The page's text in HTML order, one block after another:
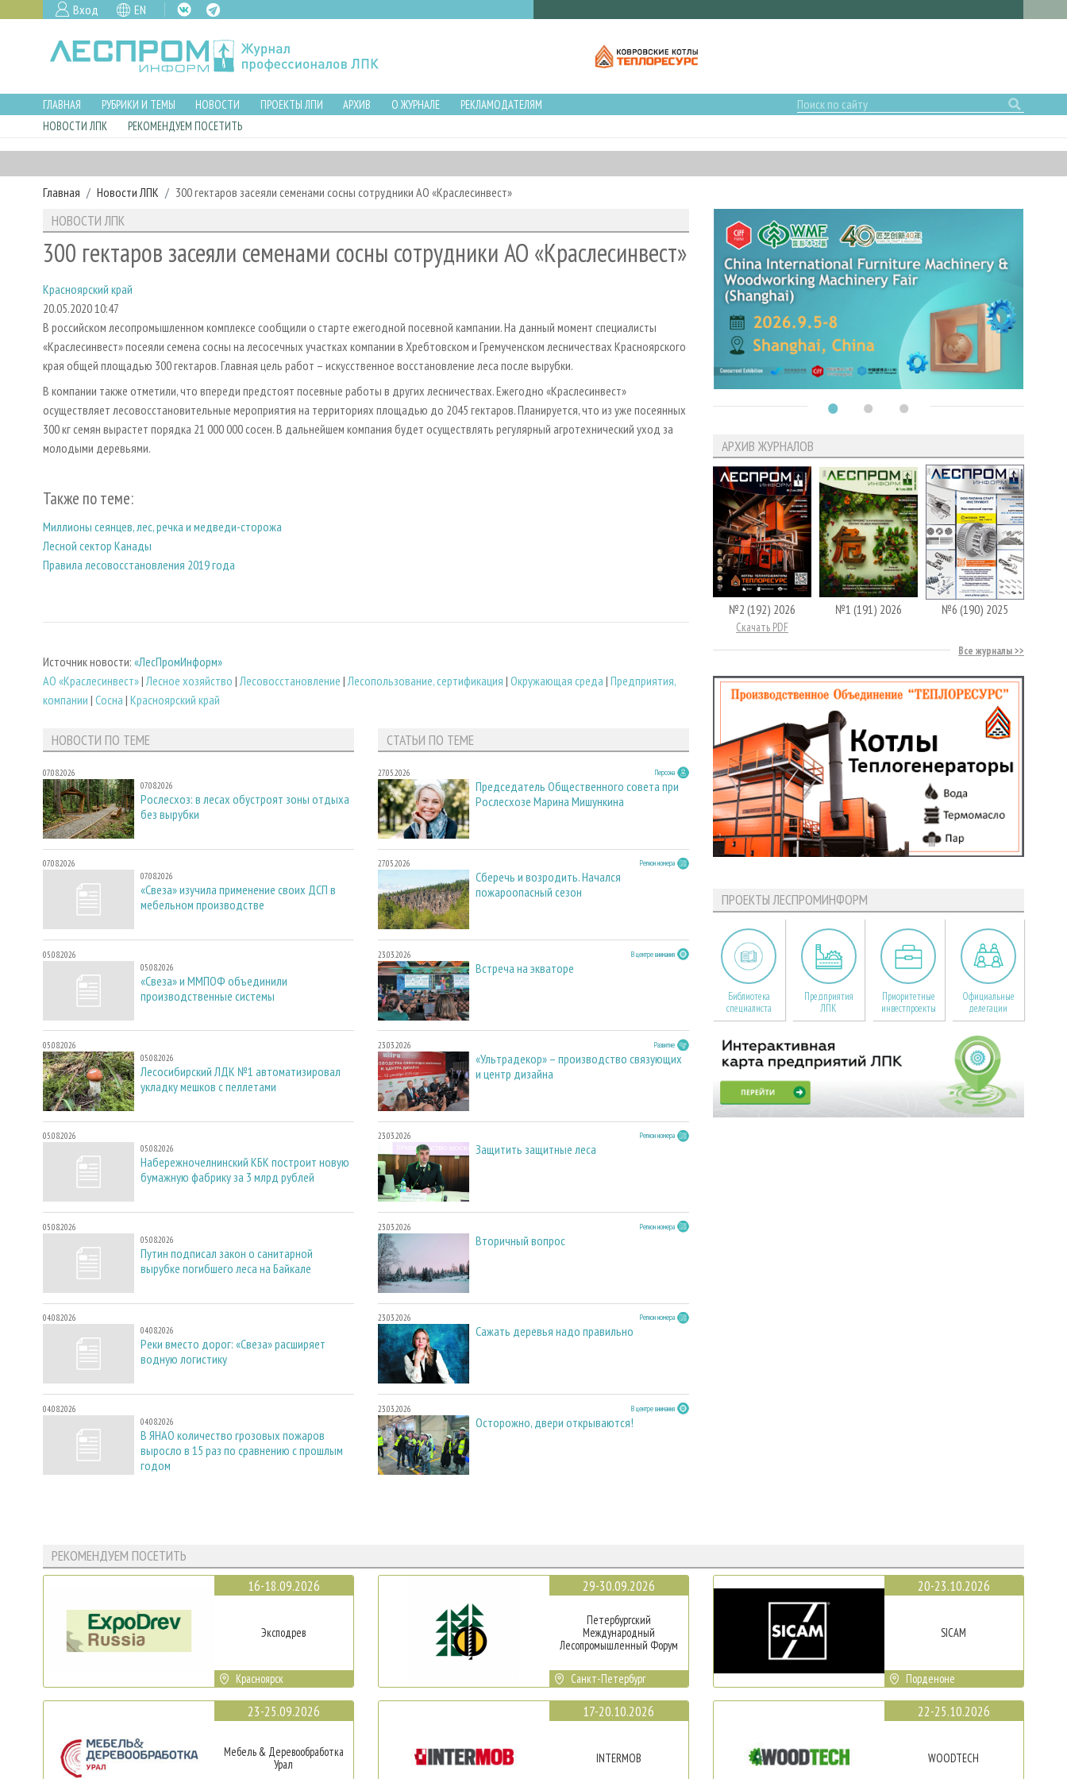
Вход EN
ГЛАВНАЯ РУБРИКИ И ТЕМЫ НОВОСТИ ПРОЕКТЫ ЛПИ АРХИВ О ЖУРНАЛЕ
РЕКЛАМОДАТЕЛЯМ
НОВОСТИ ЛПК
РЕКОМЕНДУЕМ ПОСЕТИТЬ
Главная Новости ЛПК 300 гектаров засеяли семенами сосны сотрудники АО «Краслесинвест»
НОВОСТИ ЛПК
300 гектаров засеяли семенами сосны сотрудники АО «Краслесинвест»
Красноярский край
20.05.2020 10:47
В российском лесопромышленном комплексе сообщили о старте ежегодной посевной кампании. На данный момент специалисты
«Краслесинвест» посеяли семена сосны на лесосечных участках компании в Хребтовском и Гремученском лесничествах Красноярского
края общей площадью 300 гектаров. Главная цель работ – искусственное восстановление леса после вырубки.
В компании также отметили, что впереди предстоят посевные работы в других лесничествах. Ежегодно «Краслесинвест»
осуществляет лесовосстановительные мероприятия на территориях площадью до 2045 гектаров. Планируется, что из уже посеянных
300 кг семян вырастет порядка 21 000 000 сосен. В дальнейшем компания будет осуществлять регулярный агротехнический уход за
молодыми деревьями.
Также по теме:
Миллионы сеянцев, лес, речка и медведи-сторожа
Лесной сектор Канады
Правила лесовосстановления 2019 года
Источник новости: «ЛесПромИнформ»
АО «Краслесинвест»|Лесное хозяйство |Лесовосстановление |Лесопользование, сертификация | Окружающая среда | Предприятия,
компании | Сосна | Красноярский край
НОВОСТИ ПО ТЕМЕ
07.08.2026
07.08.2026
Рослесхоз: в лесах обустроят зоны отдыха
без вырубки
07.08.2026
07.08.2026
«Свеза» изучила применение своих ДСП в
мебельном производстве
05.08.2026
05.08.2026
«Свеза» и ММПОФ объединили
производственные системы
05.08.2026
05.08.2026
Лесосибирский ЛДК №1 автоматизировал
укладку мешков с пеллетами
05.08.2026
05.08.2026
Набережночелнинский КБК построит новую
бумажную фабрику за 3 млрд рублей
05.08.2026
05.08.2026
Путин подписал закон о санитарной
вырубке погибшего леса на Байкале
04.08.2026
04.08.2026
Реки вместо дорог: «Свеза» расширяет
водную логистику
04.08.2026
04.08.2026
В ЯНАО количество грозовых пожаров
выросло в 15 раз по сравнению с прошлым
годом
СТАТЬИ ПО ТЕМЕ
27.05.2026 Персона
Председатель Общественного совета при
Рослесхозе Марина Мишункина
27.05.2026 Регион номера
Сберечь и возродить. Начался
пожароопасный сезон
23.03.2026 В центре внимания
Встреча на экваторе
23.03.2026 Развитие
«Ультрадекор» – производство связующих
и центр дизайна
23.03.2026 Регион номера
Защитить защитные леса
23.03.2026 Регион номера
Вторичный вопрос
23.03.2026 Регион номера
Сажать деревья надо правильно
23.03.2026 В центре внимания
Осторожно, двери открываются!
АРХИВ ЖУРНАЛОВ
№2 (192) 2026
Скачать PDF
№1 (191) 2026 №6 (190) 2025
Все журналы
ПРОЕКТЫ ЛЕСПРОМИНФОРМ
Библиотека
специалиста
Предприятия
ЛПК
Приоритетные
инвестпроекты
Официальные
делегации
РЕКОМЕНДУЕМ ПОСЕТИТЬ
16-18.09.2026
Эксподрев
Красноярск
23-25.09.2026
Мебель & Деревообработка
Урал
29-30.09.2026
Петербургский
Международный
Лесопромышленный Форум
Санкт-Петербург
17-20.10.2026
INTERMOB
20-23.10.2026
SICAM
Порденоне
22-25.10.2026
WOODTECH